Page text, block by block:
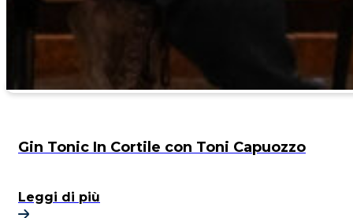
Gin Tonic In Cortile con Toni Capuozzo
Leggi di più